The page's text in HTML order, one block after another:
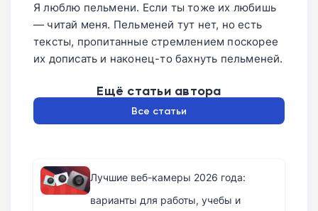
Я люблю пельмени. Если ты тоже их любишь
— читай меня. Пельменей тут нет, но есть
тексты, пропитанные стремлением поскорее
их дописать и наконец-то бахнуть пельменей.
Ещё статьи автора
Все статьи
Лучшие веб-камеры 2026 года:
варианты для работы, учебы и